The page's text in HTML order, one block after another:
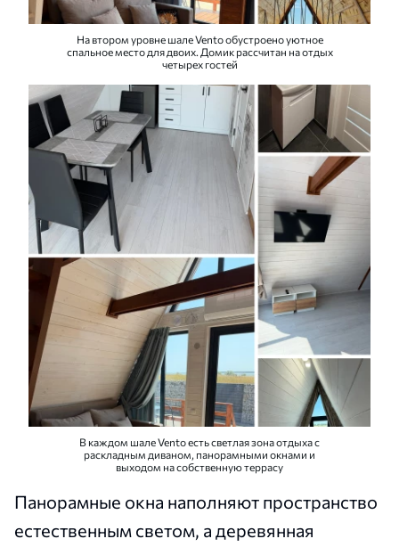
На втором уровне шале Vento обустроено уютное
спальное место для двоих. Домик рассчитан на отдых
четырех гостей
В каждом шале Vento есть светлая зона отдыха с
раскладным диваном, панорамными окнами и
выходом на собственную террасу
Панорамные окна наполняют пространство
естественным светом, а деревянная